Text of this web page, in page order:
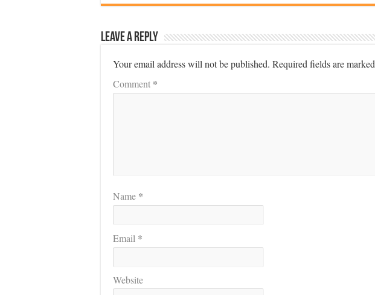
Leave a Reply
Your email address will not be published. Required fields are marked
Comment *
Name *
Email *
Website